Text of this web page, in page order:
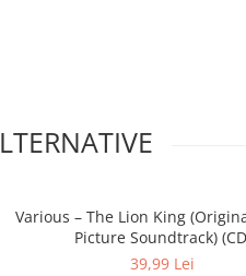
Various – The Lion King
Picture Soundtrack)
39,99 Lei